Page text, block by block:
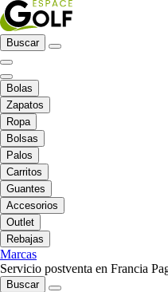
Buscar
Bolas
Zapatos
Ropa
Bolsas
Palos
Carritos
Guantes
Accesorios
Outlet
Rebajas
Marcas
Servicio postventa en Francia
Buscar